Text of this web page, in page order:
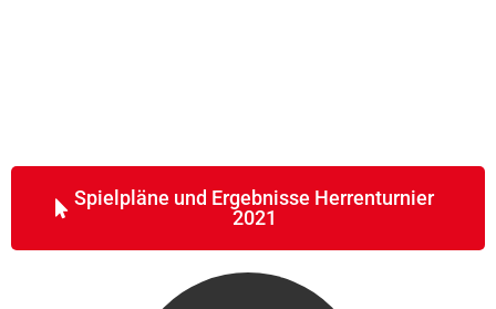
Spielpläne und Ergebnisse Herrenturnier
2021